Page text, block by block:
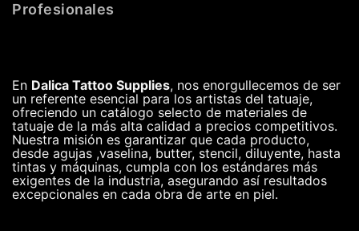
Profesionales
En Dalica Tattoo Supplies, nos enorgullecemos de ser
un referente esencial para los artistas del tatuaje,
ofreciendo un catálogo selecto de materiales de
tatuaje de la más alta calidad a precios competitivos.
Nuestra misión es garantizar que cada producto,
desde agujas ,vaselina, butter, stencil, diluyente, hasta
tintas y máquinas, cumpla con los estándares más
exigentes de la industria, asegurando así resultados
excepcionales en cada obra de arte en piel.